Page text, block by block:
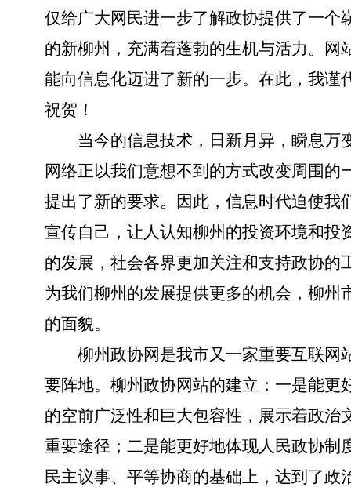
仅给广大网民进一步了解政协提供了一
的新柳州，充满着蓬勃的生机与活力。
能向信息化迈进了新的一步。在此，我
祝贺 ！
当今的信息技术，日新月异，瞬息
网络正以我们意想不到的方式改变周围
提出了新的要求。因此，信息时代迫使
宣传自己，让人认知柳州的投资环境和
的发展，社会各界更加关注和支持政协
为我们柳州的发展提供更多的机会，柳
的面貌。
柳州政协网是我市又一家重要互联网
要阵地。柳州政协网站的建立：一是能
的空前广泛性和巨大包容性，展示着政
重要途径；二是能更好地体现人民政协
民主议事、平等协商的基础上，达到了